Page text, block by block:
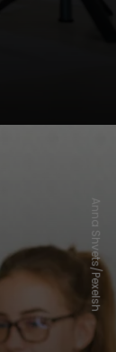
Anna Shvets/Pexelsh